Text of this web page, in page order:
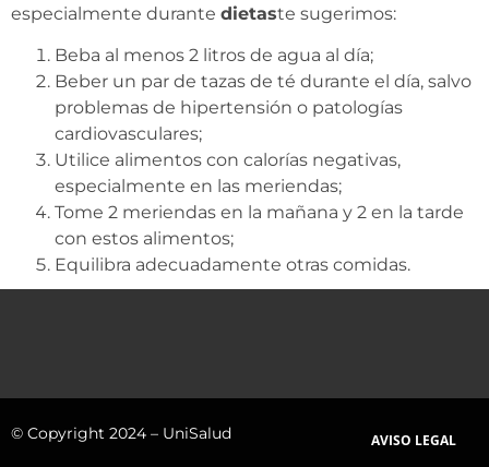
especialmente durante dietaste sugerimos:
Beba al menos 2 litros de agua al día;
Beber un par de tazas de té durante el día, salvo
problemas de hipertensión o patologías
cardiovasculares;
Utilice alimentos con calorías negativas,
especialmente en las meriendas;
Tome 2 meriendas en la mañana y 2 en la tarde
con estos alimentos;
Equilibra adecuadamente otras comidas.
© Copyright 2024 – UniSalud AVISO LEGAL